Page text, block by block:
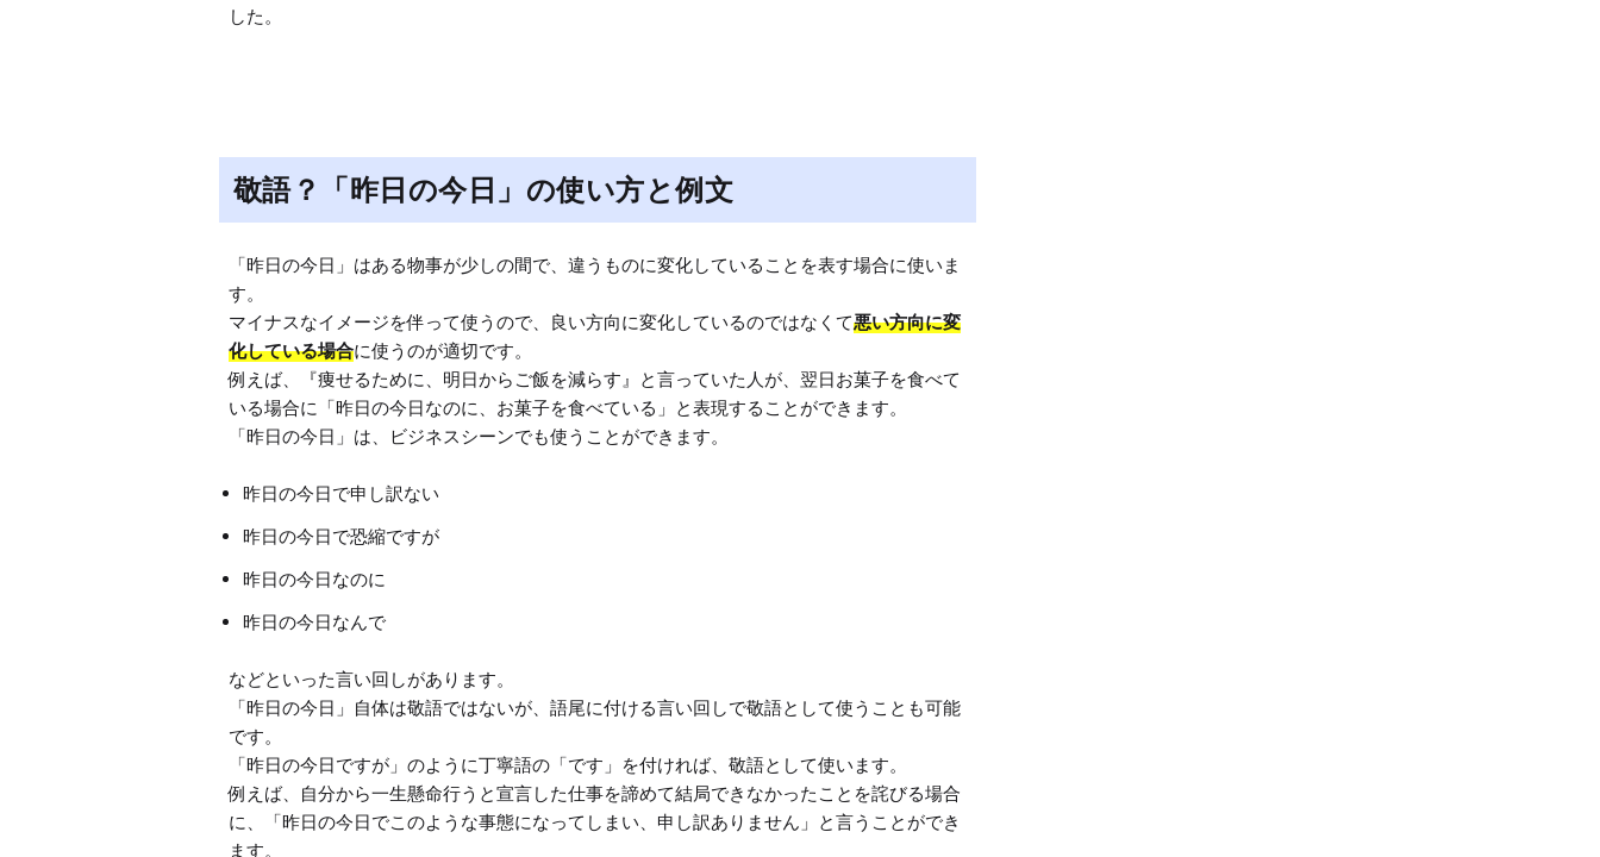
した。
敬語？「昨日の今日」の使い方と例文
「昨日の今日」はある物事が少しの間で、違うものに変化していることを表す場合に使いま
す。
マイナスなイメージを伴って使うので、良い方向に変化しているのではなくて悪い方向に変
化している場合に使うのが適切です。
例えば、『痩せるために、明日からご飯を減らす』と言っていた人が、翌日お菓子を食べて
いる場合に「昨日の今日なのに、お菓子を食べている」と表現することができます。
昨日の今日で申し訳ない
昨日の今日で恐縮ですが
昨日の今日なのに
昨日の今日なんで
などといった言い回しがあります。
「昨日の今日」自体は敬語ではないが、語尾に付ける言い回しで敬語として使うことも可能
です。
「昨日の今日ですが」のように丁寧語の「です」を付ければ、敬語として使います。
例えば、自分から一生懸命行うと宣言した仕事を諦めて結局できなかったことを詫びる場合
に、「昨日の今日でこのような事態になってしまい、申し訳ありません」と言うことができ
ます。